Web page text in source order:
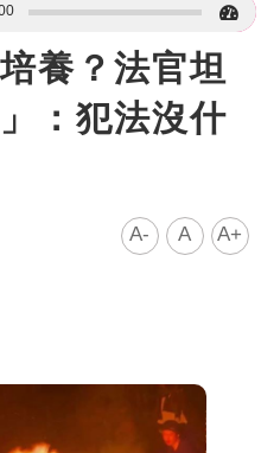
養？法官坦
：犯法沒什
A- A A+